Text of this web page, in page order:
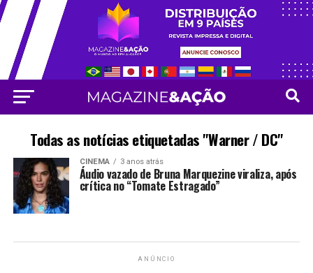
Todas as notícias etiquetadas "Warner / DC"
CINEMA 3 anos atrás
Áudio vazado de Bruna Marquezine viraliza, após
crítica no “Tomate Estragado”
ANÚNCIO